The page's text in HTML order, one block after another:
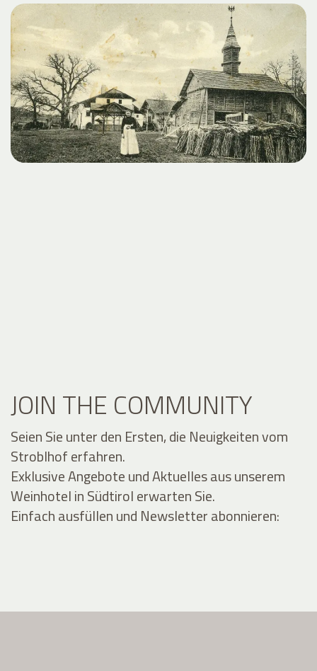
JOIN THE COMMUNITY
Seien Sie unter den Ersten, die Neuigkeiten vom
Stroblhof erfahren.
Exklusive Angebote und Aktuelles aus unserem
Weinhotel in Südtirol erwarten Sie.
Einfach ausfüllen und Newsletter abonnieren: